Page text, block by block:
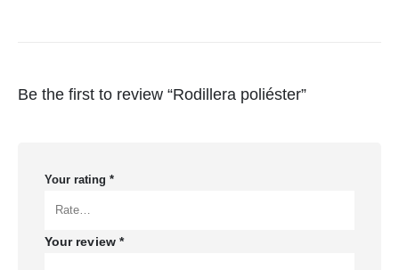
Be the first to review “Rodillera poliéster”
Your rating *
Your review *